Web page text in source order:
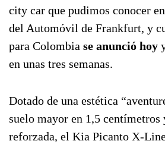
city car que pudimos conocer
del Automóvil de Frankfurt, y
para Colombia se anunció hoy
en unas tres semanas.
Dotado de una estética
suelo mayor en 1,5 centímetros
reforzada, el Kia Picanto X-